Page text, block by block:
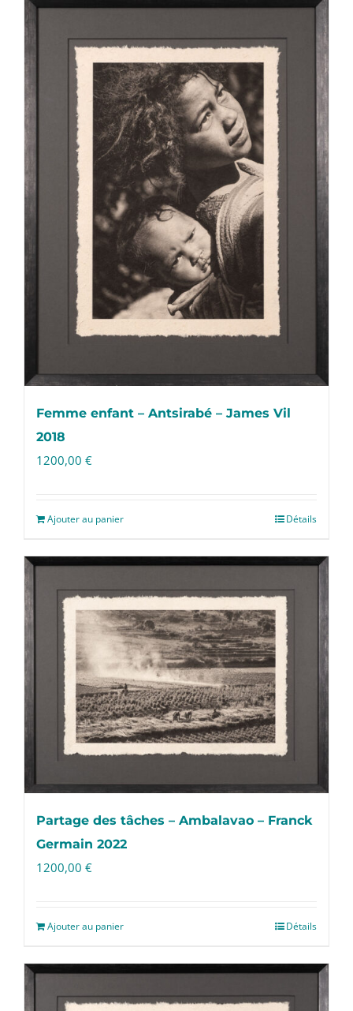
Femme enfant – Antsirabé – James Vil
2018
1200,00 €
Ajouter au panier Détails
Partage des tâches – Ambalavao – Franck
Germain 2022
1200,00 €
Ajouter au panier Détails